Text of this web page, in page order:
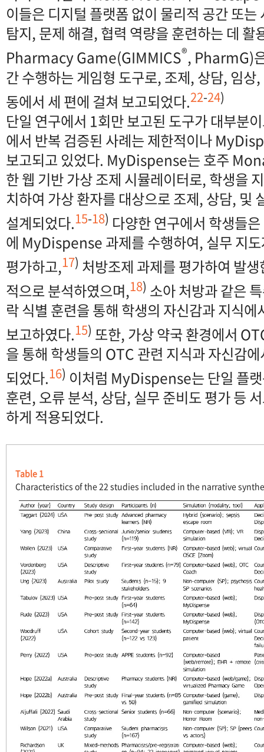
이들은 디지털 플랫폼 없이 물리적 공간 또
탐지, 문제 해결, 협력 역량을 훈련하는 데
Pharmacy Game(GIMMICS®, PharmG)
간 수행하는 게임형 도구로, 조제, 상담, 임상
동에서 세 편에 걸쳐 보고되었다.22-24)
단일 연구에서 1회만 보고된 도구가 대부분
에서 반복 검증된 사례는 제한적이나
보고되고 있었다. MyDispense는 호주
한 웹 기반 가상 조제 시뮬레이터로, 학생을
치하여 가상 환자를 대상으로 조제, 상담, 및
설계되었다.15-18) 다양한 연구에서 학생들
에 MyDispense 과제를 수행하여, 실무 지
평가하고,17) 처방조제 과제를 평가하여 발
적으로 분석하였으며,18) 소아 처방과 같은
락 식별 훈련을 통해 학생의 자신감과 지식
보고하였다.15) 또한, 가상 약국 환경에서
을 통해 학생들의 OTC 관련 지식과 자신감
되었다.16) 이처럼 MyDispense는 단일 플
훈련, 오류 분석, 상담, 실무 준비도 평가 등
하게 적용되었다.
Table 1
Characteristics of the 22 studies included in the narrative